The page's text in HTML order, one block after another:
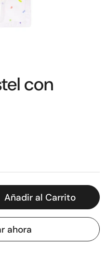
con
Añadir al Carrito
ahora